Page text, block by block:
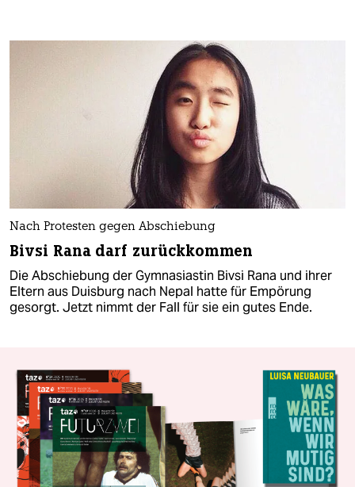
Nach Protesten gegen Abschiebung
Bivsi Rana darf zurückkommen
Die Abschiebung der Gymnasiastin Bivsi Rana und ihrer
Eltern aus Duisburg nach Nepal hatte für Empörung
gesorgt. Jetzt nimmt der Fall für sie ein gutes Ende.